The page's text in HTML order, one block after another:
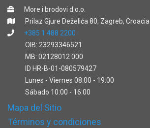
More i brodovi d.o.o.
Prilaz Gjure Deželića 80, Zagreb, Croacia
+385 1 488 2200
OIB: 23293346521
MB: 02128012 000
ID HR-B-01-080579427
Lunes - Viernes 08:00 - 19:00
Sábado 10:00 - 16:00
Mapa del Sitio
Términos y condiciones